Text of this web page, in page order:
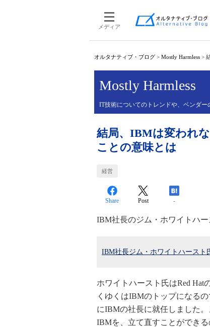
メディア
オルタナティブ・ブログ > Mostly Harmless >
Mostly Harmless
IT技術についてのトレンドや、ベンダー
結局、IBMは変われ
ことの意味とは
経営
Share Post -
IBM社長のジム・ホワイトハ
IBM社長ジム・ホワイトハースト
ホワイトハースト氏はRed Hat
くゆくはIBMのトップになる
にIBMの社長に就任しました
IBMを、立て直すことができ